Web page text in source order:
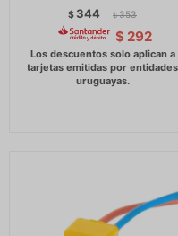
$ 344 $ 353
$ 292